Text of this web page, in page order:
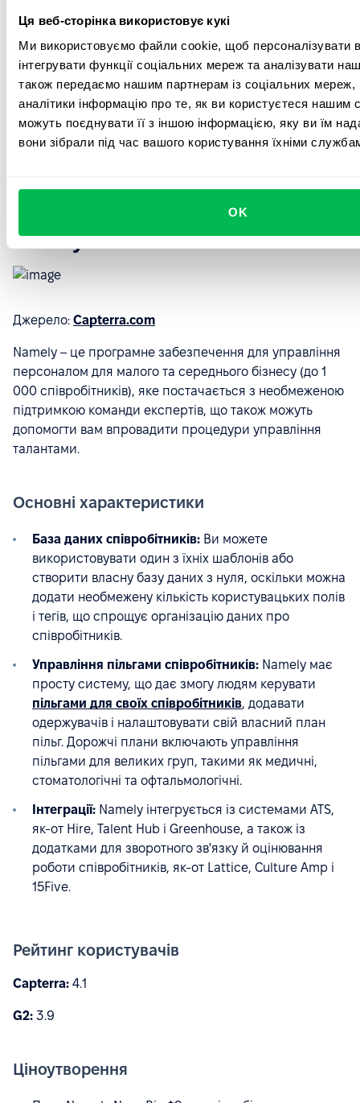
Ця веб-сторінка використовує кукі
Ми використовуємо файли cookie, щоб персоналізувати
інтегрувати функції соціальних мереж та аналізувати
також передаємо нашим партнерам із соціальних мереж,
аналітики інформацію про те, як ви користуєтеся нашим
можуть поєднувати її з іншою інформацією, яку ви їм
вони зібрали під час вашого користування їхніми
OK
Преміум-план: €3,50 за користувача на місяць
Корпоративний план: €5 за користувача на місяць
План People Plus: €10 за користувача на місяць
Ви можете отримати знижку на річний платіж. Єдине
обмеження полягає в тому, що всі плани, крім
користувачів.
Namely
Джерело: Capterra.com
Namely – це програмне забезпечення для управління
персоналом для малого та середнього бізнесу (до 1
000 співробітників), яке постачається з необмеженою
підтримкою команди експертів, що також можуть
допомогти вам впровадити процедури управління
талантами.
Основні характеристики
База даних співробітників: Ви можете
використовувати один з їхніх шаблонів або
створити власну базу даних з нуля, оскільки можна
додати необмежену кількість користувацьких полів
і тегів, що спрощує організацію даних про
співробітників.
Управління пільгами співробітників: Namely має
просту систему, що дає змогу людям керувати
пільгами для своїх співробітників, додавати
одержувачів і налаштовувати свій власний план
пільг. Дорожчі плани включають управління
пільгами для великих груп, такими як медичні,
стоматологічні та офтальмологічні.
Інтеграції: Namely інтегрується із системами ATS,
як-от Hire, Talent Hub і Greenhouse, а також із
додатками для зворотного зв'язку й оцінювання
роботи співробітників, як-от Lattice, Culture Amp і
15Five.
Рейтинг користувачів
Capterra: 4.1
G2: 3.9
Ціноутворення